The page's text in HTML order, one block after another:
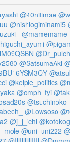
@40nitimae
@nishiogiminami5
@SatsumaAki
@kelpie_politics
@omph_fyi
@Lowsoso
@j_j_ichi
@uni_uni222